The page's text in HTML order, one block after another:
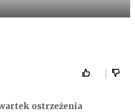
ostrzeżenia